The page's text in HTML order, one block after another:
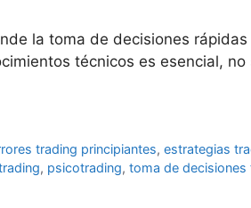
la toma de decisiones
técnicos es esencial, no
trading principiantes,estrategias
, psicotrading, toma de decisiones